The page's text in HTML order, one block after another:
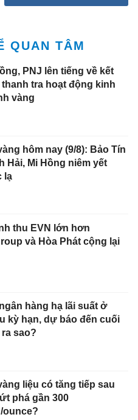
QUAN TÂM
PNJ lên tiếng về kết
thanh tra hoạt động kinh
vàng
hôm nay (9/8): Bảo Tín
Hải, Mi Hồng niêm yết
lạ
thu EVN lớn hơn
và Hòa Phát cộng lại
hàng hạ lãi suất ở
kỳ hạn, dự báo đến cuối
ra sao?
liệu có tăng tiếp sau
phá gần 300
ounce?